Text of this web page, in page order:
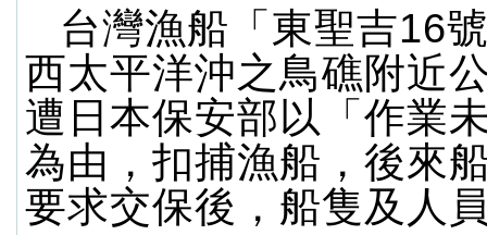
台灣漁船「東聖吉16
西太平洋沖之鳥礁附近
遭日本保安部以「作業
為由，扣捕漁船，後來
要求交保後，船隻及人